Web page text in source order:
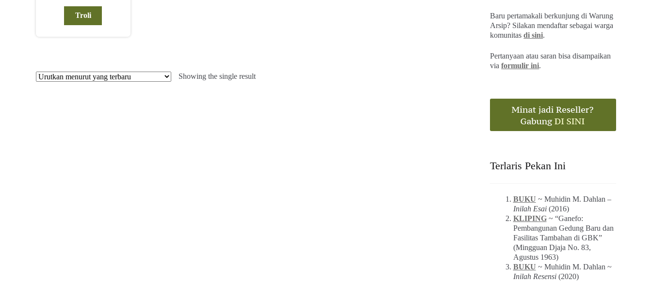
Troli
Showing the single result
Baru pertamakali berkunjung di Warung
Arsip? Silakan mendaftar sebagai warga
komunitasdi sini.
Pertanyaan atau saran bisa disampaikan
viaformulir ini.
Terlaris Pekan Ini
BUKU ~ Muhidin M. Dahlan –
Inilah Esai(2016)
KLIPING~ “Ganefo:
Pembangunan Gedung Baru dan
Fasilitas Tambahan di GBK”
(Mingguan Djaja No. 83,
Agustus 1963)
BUKU ~ Muhidin M. Dahlan ~
Inilah Resensi(2020)